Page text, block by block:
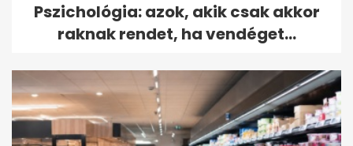
Pszichológia: azok, akik csak akkor
raknak rendet, ha vendéget...